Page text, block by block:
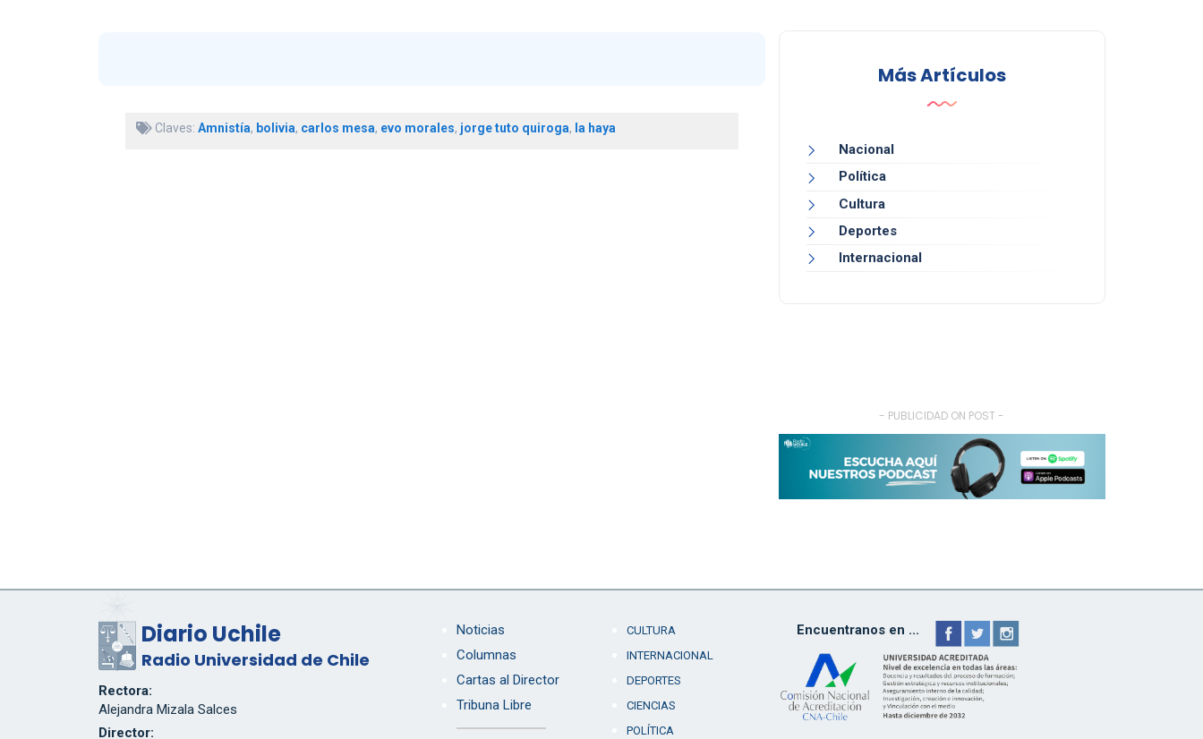
Claves: Amnistía, bolivia, carlos mesa, evo morales, jorge tuto quiroga, la haya
Más Artículos
Nacional
Política
Cultura
Deportes
Internacional
- PUBLICIDAD ON POST -
Diario Uchile
Radio Universidad de Chile
Rectora:
Alejandra Mizala Salces
Director:
Noticias
Columnas
Cartas al Director
Tribuna Libre
CULTURA
INTERNACIONAL
DEPORTES
CIENCIAS
POLÍTICA
Encuentranos en ...